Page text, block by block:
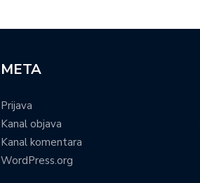
META
Prijava
Kanal objava
Kanal komentara
WordPress.org